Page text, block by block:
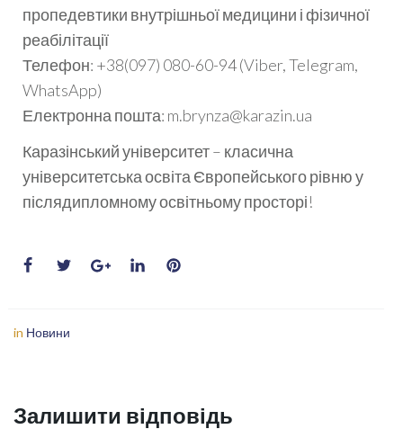
пропедевтики внутрішньої медицини і фізичної
реабілітації
Телефон: +38(097) 080-60-94 (Viber, Telegram,
WhatsApp)
Електронна пошта: m.brynza@karazin.ua
Каразінський університет – класична
університетська освіта Європейського рівню у
післядипломному освітньому просторі!
in Новини
Залишити відповідь